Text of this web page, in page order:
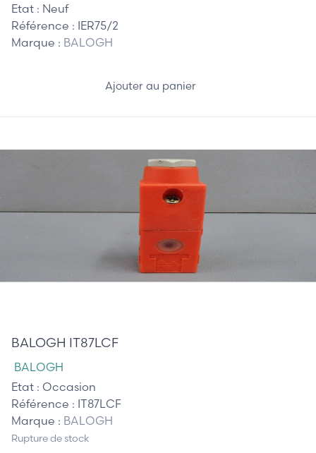
Etat : Neuf
Référence : IER75/2
Marque : BALOGH
Ajouter au panier
BALOGH IT87LCF
BALOGH
Etat : Occasion
Référence : IT87LCF
Marque : BALOGH
Rupture de stock